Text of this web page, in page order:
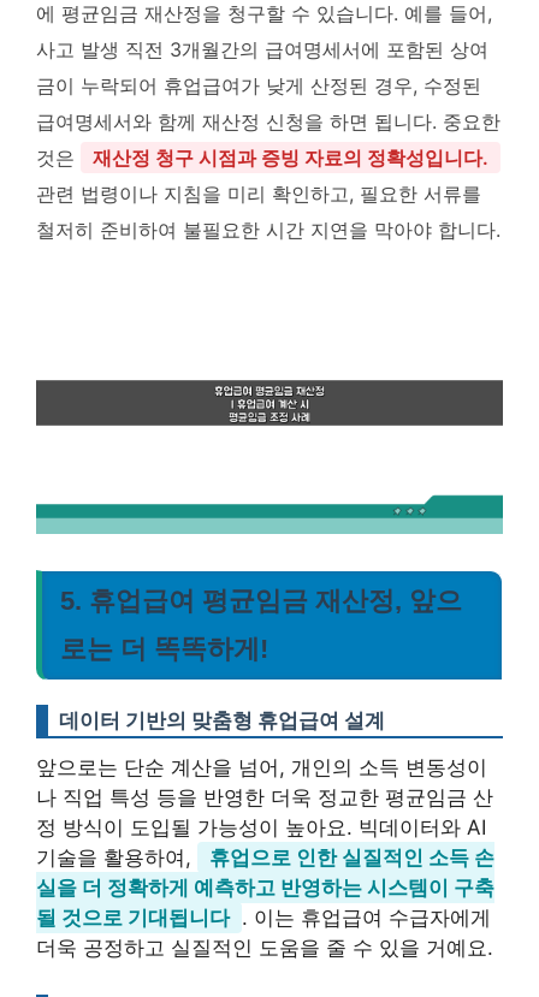
에 평균임금 재산정을 청구할 수 있습니다. 예를 들어,
사고 발생 직전 3개월간의 급여명세서에 포함된 상여
금이 누락되어 휴업급여가 낮게 산정된 경우, 수정된
급여명세서와 함께 재산정 신청을 하면 됩니다. 중요한
것은
재산정 청구 시점과 증빙 자료의 정확성입니다.
관련 법령이나 지침을 미리 확인하고, 필요한 서류를
철저히 준비하여 불필요한 시간 지연을 막아야 합니다.
5. 휴업급여 평균임금 재산정, 앞으
로는 더 똑똑하게!
데이터 기반의 맞춤형 휴업급여 설계
앞으로는 단순 계산을 넘어, 개인의 소득 변동성이
나 직업 특성 등을 반영한 더욱 정교한 평균임금 산
정 방식이 도입될 가능성이 높아요. 빅데이터와 AI
기술을 활용하여,
휴업으로 인한 실질적인 소득 손
실을 더 정확하게 예측하고 반영하는 시스템이 구축
될 것으로 기대됩니다 . 이는 휴업급여 수급자에게
더욱 공정하고 실질적인 도움을 줄 수 있을 거예요.